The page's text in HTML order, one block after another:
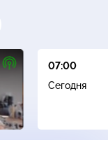
07:00
Сегодня